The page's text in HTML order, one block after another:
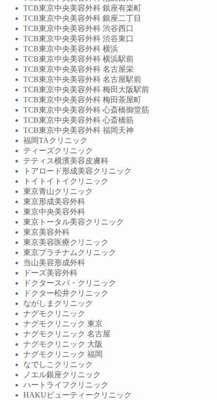
TCB東京中央美容外科 銀座有楽町
TCB東京中央美容外科 銀座二丁目
TCB東京中央美容外科 渋谷西口
TCB東京中央美容外科 渋谷東口
TCB東京中央美容外科 横浜
TCB東京中央美容外科 横浜駅前
TCB東京中央美容外科 名古屋栄
TCB東京中央美容外科 名古屋駅前
TCB東京中央美容外科 梅田大阪駅前
TCB東京中央美容外科 梅田茶屋町
TCB東京中央美容外科 心斎橋御堂筋
TCB東京中央美容外科 心斎橋筋
TCB東京中央美容外科 福岡天神
福岡TAクリニック
ティーズクリニック
テティス横濱美容皮膚科
トアロード形成美容クリニック
トイトイトイクリニック
東京青山クリニック
東京形成美容外科
東京中央美容外科
東京トータル美容クリニック
東京美容外科
東京美容医療クリニック
東京プラチナムクリニック
当山美容形成外科
ドーズ美容外科
ドクタースパ・クリニック
ドクター松井クリニック
ながしまクリニック
ナグモクリニック
ナグモクリニック 東京
ナグモクリニック 名古屋
ナグモクリニック 大阪
ナグモクリニック 福岡
なでしこクリニック
ノエル銀座クリニック
ハートライフクリニック
HAKUビューティークリニック